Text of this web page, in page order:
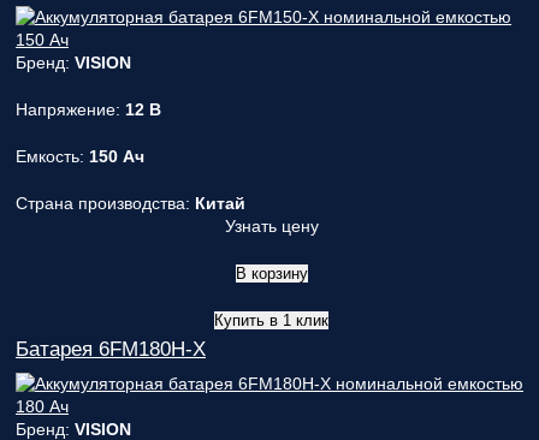
Бренд: VISION
Напряжение: 12 В
Емкость: 150 Ач
Страна производства: Китай
Узнать цену
В корзину
Купить в 1 клик
Батарея 6FM180H-X
Бренд: VISION